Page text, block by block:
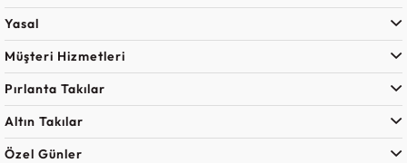
Yasal
Müşteri Hizmetleri
Pırlanta Takılar
Altın Takılar
Özel Günler